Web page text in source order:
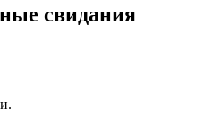
свидания